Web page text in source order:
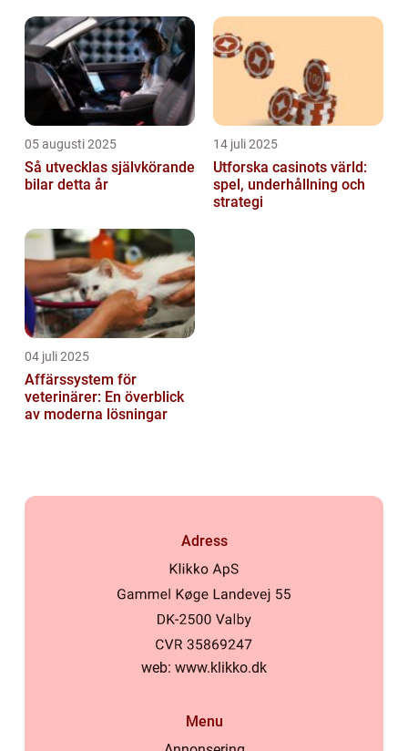
05 augusti 2025
Så utvecklas självkörande
bilar detta år
14 juli 2025
Utforska casinots värld:
spel, underhållning och
strategi
04 juli 2025
Affärssystem för
veterinärer: En överblick
av moderna lösningar
Adress
web: www.klikko.dk
Menu